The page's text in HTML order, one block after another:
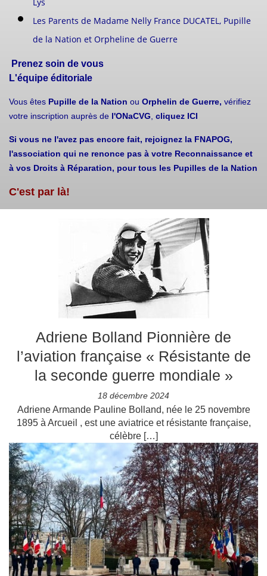
Les Parents de Madame Nelly France DUCATEL, Pupille
de la Nation et Orpheline de Guerre
Prenez soin de vous
L'équipe éditoriale
Vous êtes Pupille de la Nation ou Orphelin de Guerre, vérifiez
votre inscription auprès de l'ONaCVG cliquez ICI
Si vous ne l'avez pas encore fait, rejoignez la FNAPOG,
l'association qui ne renonce pas à votre Reconnaissance et
à vos Droits à Réparation, pour tous les Pupilles de la Nation
C'est par là!
Adriene Bolland Pionnière de
l’aviation française « Résistante de
la seconde guerre mondiale »
18 décembre 2024
Adriene Armande Pauline Bolland, née le 25 novembre
1895 à Arcueil , est une aviatrice et résistante française,
célèbre […]